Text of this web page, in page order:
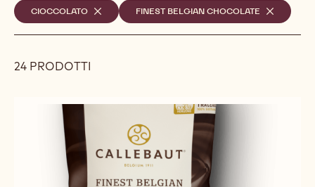
Filtri
selezionati
CIOCCOLATO
REMOVE
FILTER
FINEST BELGIAN CHOCOLATE
REMOVE
FILTER
24 PRODOTTI
Results